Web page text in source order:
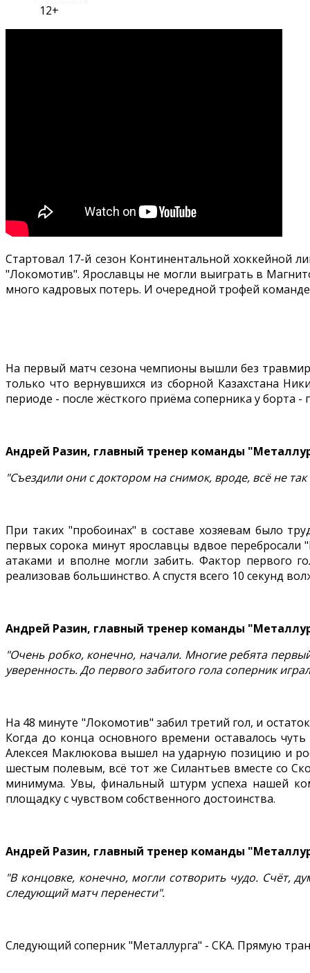
12+
Стартовал 17-й сезон Континентальной хоккейной
"Локомотив". Ярославцы не могли выиграть в
много кадровых потерь. И очередной трофей
На первый матч сезона чемпионы вышли без
только что вернувшихся из сборной Казахстана
периоде - после жёсткого приёма соперника у борта -
Андрей Разин, главный тренер команды
"Съездили они с доктором на снимок, вроде, всё не
При таких "пробоинах" в составе хозяевам было
первых сорока минут ярославцы вдвое
атаками и вполне могли забить. Фактор первого
реализовав большинство. А спустя всего 10 секунд
Андрей Разин, главный тренер команды
"Очень робко, конечно, начали. Многие ребята
уверенность. До первого забитого гола соперник
На 48 минуте "Локомотив" забил третий гол, и
Когда до конца основного времени оставалось
Алексея Маклюкова вышел на ударную позицию и
шестым полевым, всё тот же Силантьев вместе со
минимума. Увы, финальный штурм успеха нашей
площадку с чувством собственного достоинства.
Андрей Разин, главный тренер команды
"В концовке, конечно, могли сотворить чудо. Счёт,
следующий матч перенести".
Следующий соперник "Металлурга" - СКА. Прямую